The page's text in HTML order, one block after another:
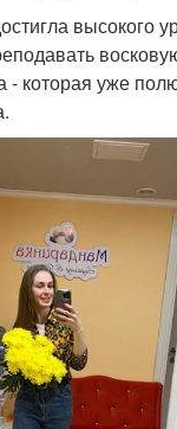
высокого
- которая уже